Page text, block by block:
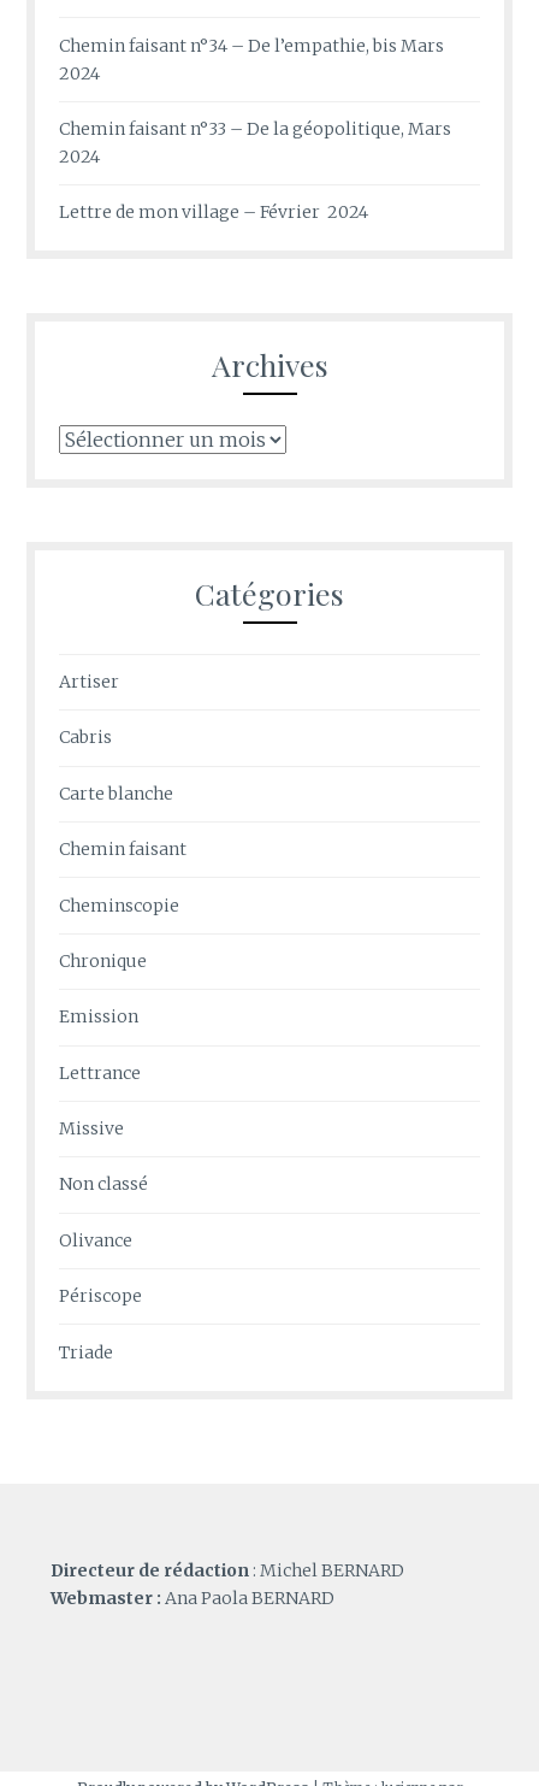
Chemin faisant n°34 – De l’empathie, bis Mars
2024
Chemin faisant n°33 – De la géopolitique, Mars
2024
Lettre de mon village – Février 2024
Archives
Archives
Catégories
Artiser
Cabris
Carte blanche
Chemin faisant
Cheminscopie
Chronique
Emission
Lettrance
Missive
Non classé
Olivance
Périscope
Triade
Directeur de rédaction : Michel BERNARD
Webmaster : Ana Paola BERNARD